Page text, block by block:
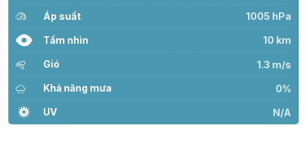
Áp suất 1005 hPa
Tầm nhìn 10 km
Gió 1.3 m/s
Khả năng mưa 0%
UV N/A